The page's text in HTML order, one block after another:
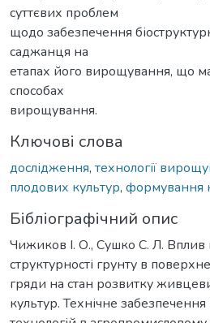
суттєвих проблем
щодо забезпечення
саджанця на
етапах його вирощування, що
способах
вирощування.
Ключові слова
дослідження, технології
плодових культур, формування
Бібліографічний опис
Чижиков І. О., Сушко С. Л. Вплив
структурності грунту в
гряди на стан розвитку
культур. Технічне